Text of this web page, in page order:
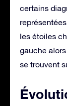
certains
les étoiles
gauche
se trouvent